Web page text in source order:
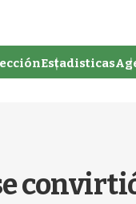
Estadisticas